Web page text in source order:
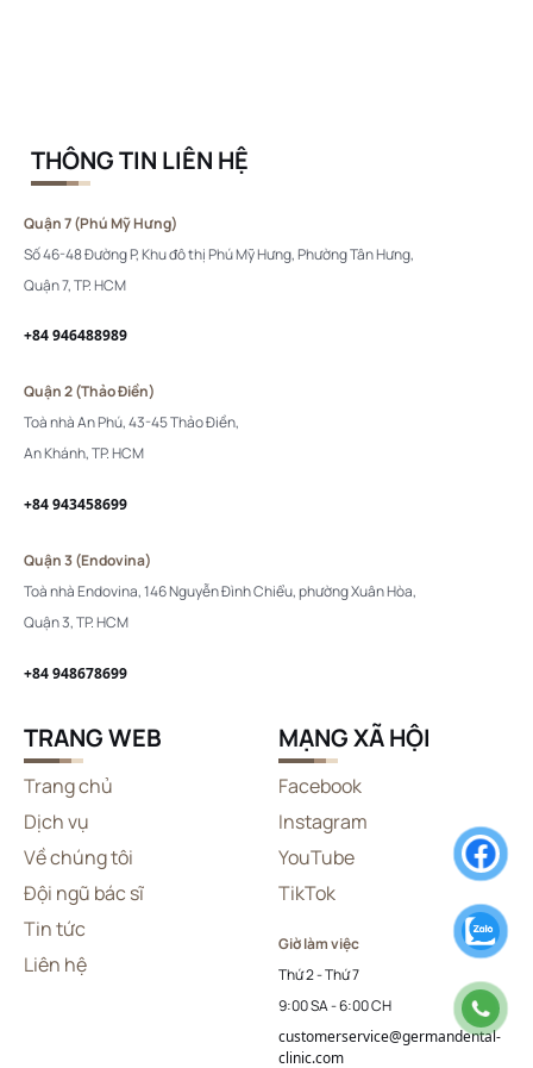
TRANG WEB
Trang chủ
Dịch vụ
Về chúng tôi
Đội ngũ bác sĩ
Tin tức
Liên hệ
MẠNG XÃ HỘI
Facebook
Instagram
YouTube
TikTok
Giờ làm việc
Thứ 2 - Thứ 7
9:00 SA - 6:00 CH
customerservice@germandental-
clinic.com
THÔNG TIN LIÊN HỆ
Quận 7 (Phú Mỹ Hưng)
Số 46-48 Đường P, Khu đô thị Phú Mỹ Hưng, Phường Tân Hưng,
Quận 7, TP. HCM
+84 946488989
Quận 2 (Thảo Điền)
Toà nhà An Phú, 43-45 Thảo Điền,
An Khánh, TP. HCM
+84 943458699
Quận 3 (Endovina)
Toà nhà Endovina, 146 Nguyễn Đình Chiểu, phường Xuân Hòa,
Quận 3, TP. HCM
+84 948678699